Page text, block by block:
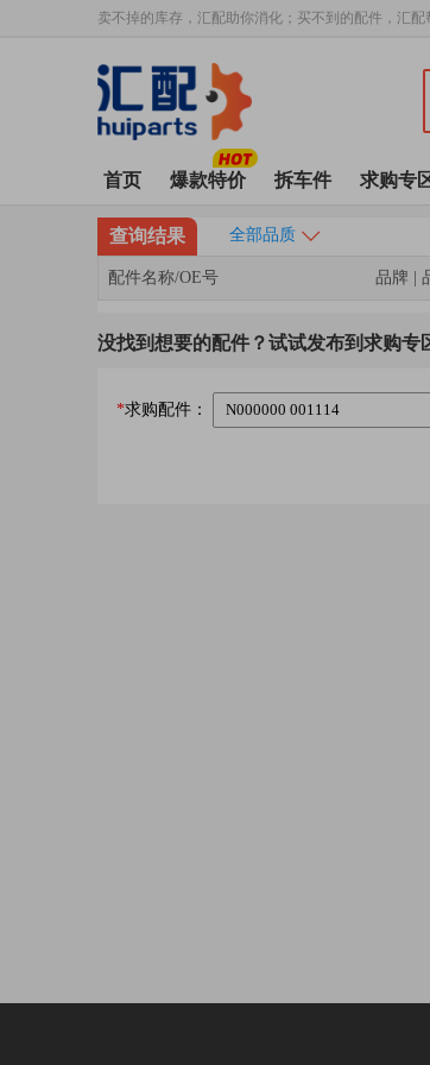
卖不掉的库存，汇配助你消化；买不到的配件，汇配
首页 爆款特价 拆车件 求购专
查询结果 全部品质
配件名称/OE号 品牌 |
没找到想要的配件？试试发布到求购专
*求购配件：